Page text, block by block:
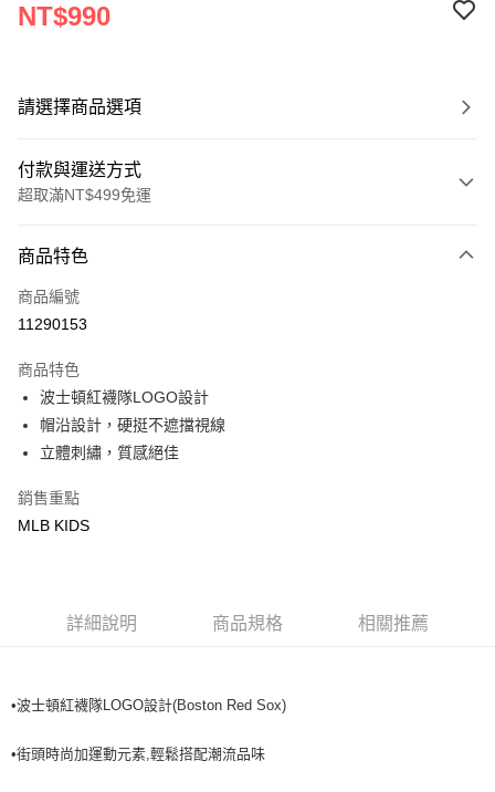
NT$990
請選擇商品選項
付款與運送方式
超取滿NT$499免運
信用卡一次付款
超商取貨付款
Apple Pay
街口支付
運送方式
全家取貨<不支援離島取退>
7-11取貨付款<未取貨列黑名單/不支援離島取退>
商品特色
商品編號
11290153
商品特色
波士頓紅襪隊LOGO設計
帽沿設計，硬挺不遮擋視線
立體刺繡，質感絕佳
銷售重點
MLB KIDS
詳細說明 商品規格 相關推薦
•波士頓紅襪隊LOGO設計(Boston Red Sox)
•街頭時尚加運動元素,輕鬆搭配潮流品味